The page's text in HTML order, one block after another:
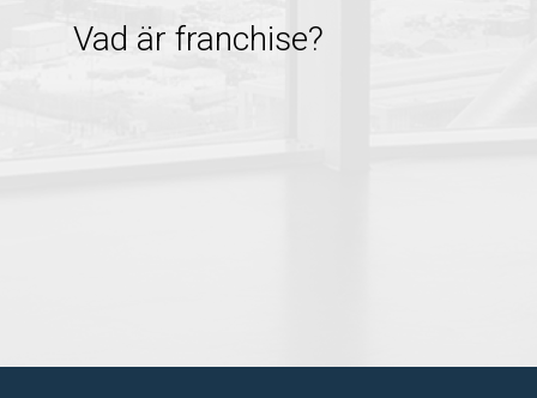
Vad är franchise?